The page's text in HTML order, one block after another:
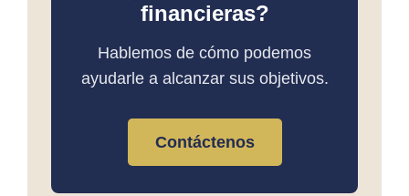
financieras?
Hablemos de cómo podemos
ayudarle a alcanzar sus objetivos.
Contáctenos